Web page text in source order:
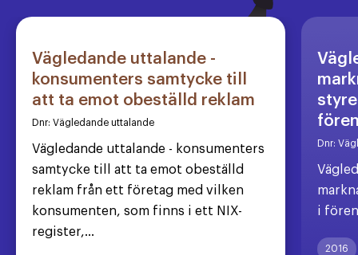
Vägledande uttalande -
konsumenters samtycke till
att ta emot obeställd reklam
Dnr: Vägledande uttalande
Vägledande uttalande - konsumenters
samtycke till att ta emot obeställd
reklam från ett företag med vilken
konsumenten, som finns i ett NIX-
register,...
Dnr:
i
2016